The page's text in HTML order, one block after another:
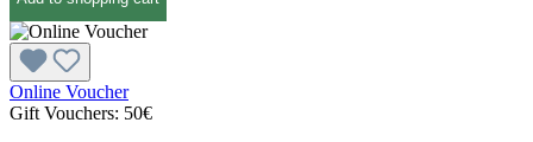
Online Voucher
Gift Vouchers: 50€